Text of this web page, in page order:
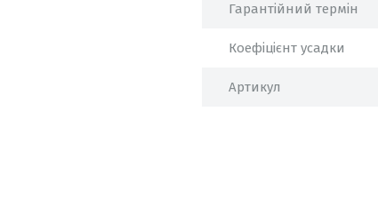
Гарантійний термін
Коефіцієнт усадки
Артикул